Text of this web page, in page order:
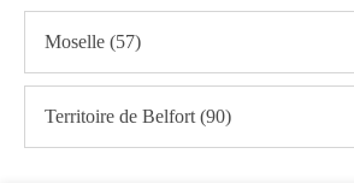
Moselle (57)
Territoire de Belfort (90)